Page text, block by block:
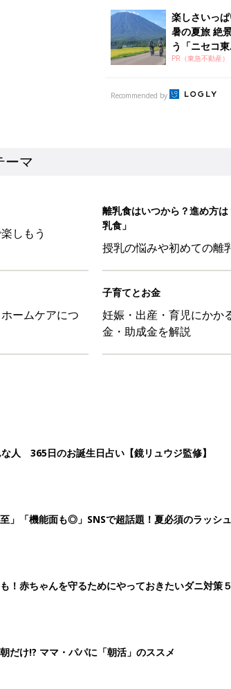
楽しさいっ
暑の夏旅 絶
う「ニセコ
PR（東急不動産）
Recommended by
ーマ
しもう
離乳食はいつから？進め方
乳食」
授乳の悩みや初めての離
ームケアにつ
子育てとお金
妊娠・出産・育児にかか
金・助成金を解説
人 365日のお誕生日占い【鏡リュウジ監修】
」「機能面も◎」SNSで超話題！夏必須のラッシ
！赤ちゃんを守るためにやっておきたいダニ対策５
だけ!? ママ・パパに「朝活」のススメ